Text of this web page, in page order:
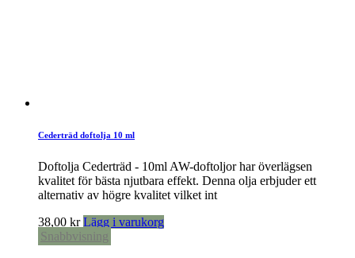
Cederträd doftolja 10 ml
Doftolja Cederträd - 10ml AW-doftoljor har överlägsen
kvalitet för bästa njutbara effekt. Denna olja erbjuder ett
alternativ av högre kvalitet vilket int
38,00 kr Lägg i varukorg
Snabbvisning